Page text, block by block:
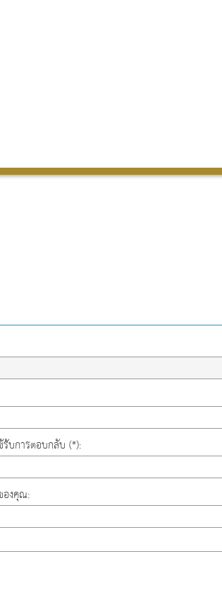
รับการตอบกลับ (*):
องคุณ: